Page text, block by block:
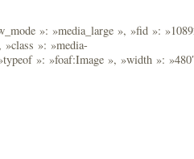
»: »media_large », »fid »:
»: »media-
»: »foaf:Image », »width »: